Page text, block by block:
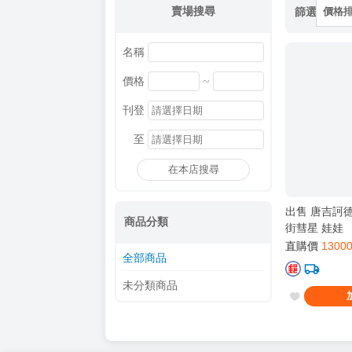
賣場搜尋
名稱
價格 ~
刊登
至
在本店搜尋
商品分類
全部商品
未分類商品
篩選 價格
出售 唐吉訶
街彗星 娃娃
直購價 13000